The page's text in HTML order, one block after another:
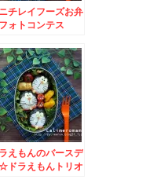
ニチレイフーズお弁
ォトコンテス
こいのぼりのお弁
えもんのバースデ
ドラえもんトリオ